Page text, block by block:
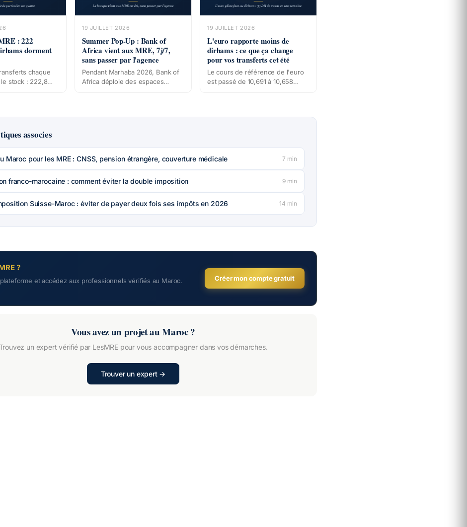
: 222
dorment
chaque
stock : 222,8
qui ne
19 JUILLET 2026
Summer Pop-Up : Bank of
Africa vient aux MRE, 7j/7,
sans passer par l'agence
Pendant Marhaba 2026, Bank of
Africa déploie des espaces
Ouverts 7j/7 de 10h à 22h, ils
et de lancer certaines démarches
pendant les vacances.
19 JUILLET 2026
L'euro rapporte moins de
dirhams : ce que ça change
pour vos transferts cet été
Le cours de référence de l'euro
est passé de 10,691 à 10,658
dirhams de moins. En pleine
limiter la perte.
associes
Maroc pour les MRE : CNSS, pension étrangère, couverture médicale 7 min
franco-marocaine : comment éviter la double imposition 9min
Suisse-Maroc : éviter de payer deux fois ses impôts en 2026 14 min
?
et accédez aux professionnels vérifiés au Maroc.
Créer mon compte gratuit
Vous avez un projet au Maroc ?
un expert vérifié par LesMRE pour vous accompagner dans vos démarches.
Trouver un expert →